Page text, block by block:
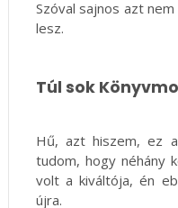
Szóval sajnos azt
lesz.
Túl sok
Hű, azt hiszem, ez
tudom, hogy néhány
volt a kiváltója, én
újra.